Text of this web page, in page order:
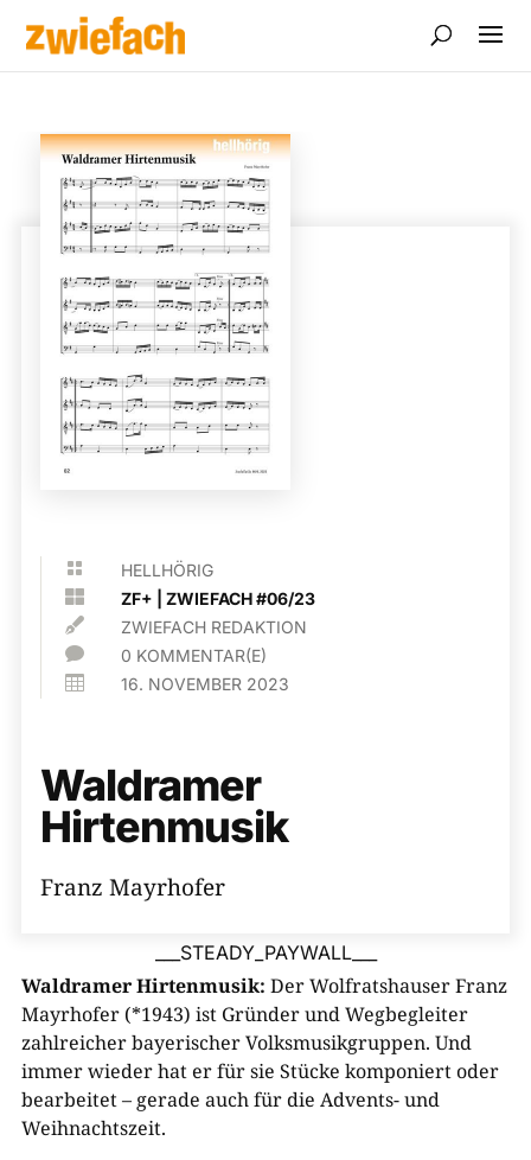
 HELLHÖRIG
 ZF+ |ZWIEFACH #06/23
 ZWIEFACH REDAKTION
 0 KOMMENTAR(E)
 16. NOVEMBER 2023
Waldramer
Hirtenmusik
Franz Mayrhofer
___STEADY_PAYWALL___
Waldramer Hirtenmusik: Der Wolfratshauser Franz
Mayrhofer (*1943) ist Gründer und Wegbegleiter
zahlreicher bayerischer Volksmusikgruppen. Und
immer wieder hat er für sie Stücke komponiert oder
bearbeitet – gerade auch für die Advents- und
Weihnachtszeit.